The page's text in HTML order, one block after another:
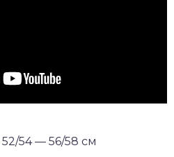
52/54 — 56/58 см